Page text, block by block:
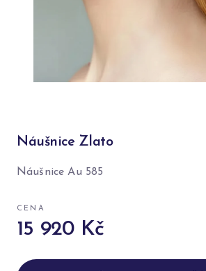
Náušnice Zlato
Náušnice Au 585
CENA
15 920 Kč